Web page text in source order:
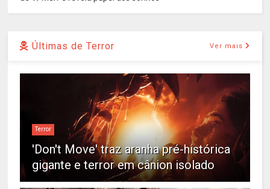
Últimas de Terror Ver mais
Terror
'Don't Move' traz aranha pré-histórica
gigante e terror em cânion isolado